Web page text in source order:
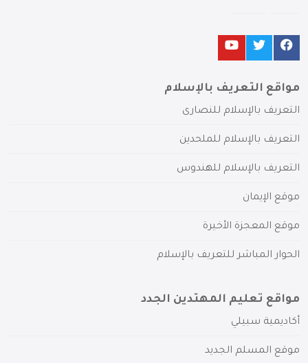
مواقع التعريف بالإسلام
التعريف بالإسلام للنصارى
التعريف بالإسلام للملحدين
التعريف بالإسلام للهندوس
موقع الإيمان
موقع المعجزة الأخيرة
الحوار المباشر للتعريف بالإسلام
مواقع تعليم المهتدين الجدد
أكاديمية سبيلي
موقع المسلم الجديد